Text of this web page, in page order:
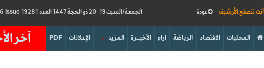
الجمعة/السبت 19-20 ذو الحجة 1447 العدد 19281 Issue عودة أنت تتصفح الأرشيف
آخر PDF الإعلانات المزيد الأخيــرة آراء الرياضة الاقتصاد المحليات